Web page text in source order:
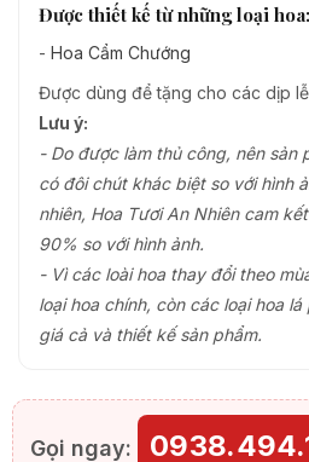
Được thiết kế từ những loại hoa:
- Hoa Cẩm Chướng
Được dùng để tặng cho các dịp
Lưu ý:
- Do được làm thủ công, nên sản
có đôi chút khác biệt so với hình
nhiên, Hoa Tươi An Nhiên cam
90% so với hình ảnh.
- Vì các loài hoa thay đổi theo
loại hoa chính, còn các loại hoa
giá cả và thiết kế sản phẩm.
Gọi ngay: